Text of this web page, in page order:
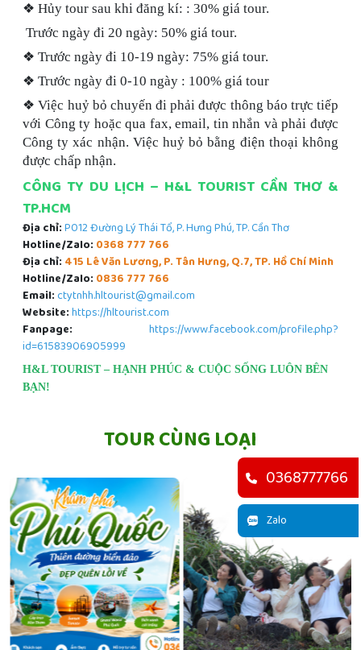
❖ Hủy tour sau khi đăng kí: : 30% giá tour.
Trước ngày đi 20 ngày: 50% giá tour.
❖ Trước ngày đi 10-19 ngày: 75% giá tour.
❖ Trước ngày đi 0-10 ngày : 100% giá tour
❖ Việc huỷ bỏ chuyến đi phải được thông báo trực tiếp
với Công ty hoặc qua fax, email, tin nhắn và phải được
Công ty xác nhận. Việc huỷ bỏ bằng điện thoại không
được chấp nhận.
CÔNG TY DU LỊCH – H&L TOURIST CẦN THƠ &
TP.HCM
Địa chỉ:P012 Đường Lý Thái Tổ, P. Hưng Phú, TP. Cần Thơ
Hotline/Zalo: 0368 777 766
Địa chỉ: 415 Lê Văn Lương, P. Tân Hưng, Q.7, TP. Hồ Chí Minh
Hotline/Zalo: 0836 777 766
Email:ctytnhh.hltourist@gmail.com
Website:https://hltourist.com
Fanpage:
https://www.facebook.com/profile.php?
id=61583906905999
H&L TOURIST – HẠNH PHÚC & CUỘC SỐNG LUÔN BÊN
BẠN!
TOUR CÙNG LOẠI
0368777766
Zalo